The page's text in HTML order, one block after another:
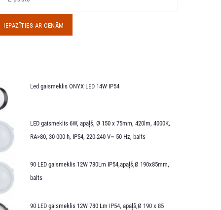
IEPAZĪTIES AR CENĀM
Led gaismeklis ONYX LED 14W IP54
LED gaismeklis 6W, apaļš, Ø 150 x 75mm, 420lm, 4000K,
RA>80, 30 000 h, IP54, 220-240 V~ 50 Hz, balts
90 LED gaismeklis 12W 780Lm IP54,apaļš,Ø 190x85mm,
balts
90 LED gaismeklis 12W 780 Lm IP54, apaļš,Ø 190 x 85